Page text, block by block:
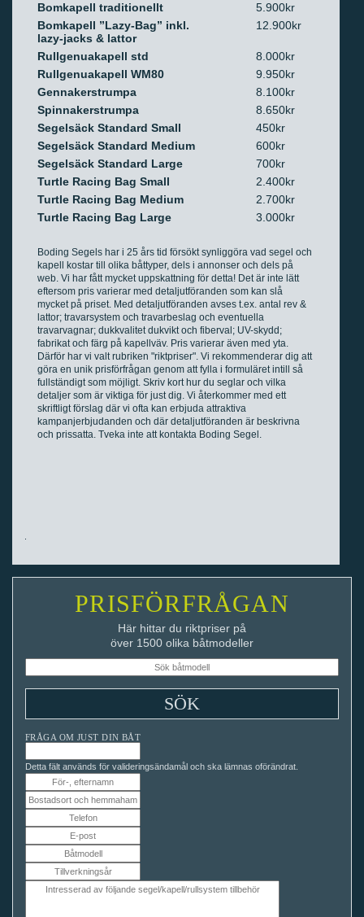
Bomkapell traditionellt
5.900kr
Bomkapell ”Lazy-Bag” inkl.
lazy-jacks & lattor
12.900kr
Rullgenuakapell std
8.000kr
Rullgenuakapell WM80
9.950kr
Gennakerstrumpa
8.100kr
Spinnakerstrumpa
8.650kr
Segelsäck Standard Small
450kr
Segelsäck Standard Medium
600kr
Segelsäck Standard Large
700kr
Turtle Racing Bag Small
2.400kr
Turtle Racing Bag Medium
2.700kr
Turtle Racing Bag Large
3.000kr
Boding Segels har i 25 års tid försökt synliggöra vad segel och
kapell kostar till olika båttyper, dels i annonser och dels på
web. Vi har fått mycket uppskattning för detta! Det är inte lätt
eftersom pris varierar med detaljutföranden som kan slå
mycket på priset. Med detaljutföranden avses t.ex. antal rev &
lattor; travarsystem och travarbeslag och eventuella
travarvagnar; dukkvalitet dukvikt och fiberval; UV-skydd;
fabrikat och färg på kapellväv. Pris varierar även med yta.
Därför har vi valt rubriken "riktpriser". Vi rekommenderar dig att
göra en unik prisförfrågan genom att fylla i formuläret intill så
fullständigt som möjligt. Skriv kort hur du seglar och vilka
detaljer som är viktiga för just dig. Vi återkommer med ett
skriftligt förslag där vi ofta kan erbjuda attraktiva
kampanjerbjudanden och där detaljutföranden är beskrivna
och prissatta. Tveka inte att kontakta Boding Segel.
PRISFÖRFRÅGAN
Här hittar du riktpriser på
över 1500 olika båtmodeller
FRÅGA OM JUST DIN BÅT
Detta fält används för valideringsändamål och ska lämnas oförändrat.